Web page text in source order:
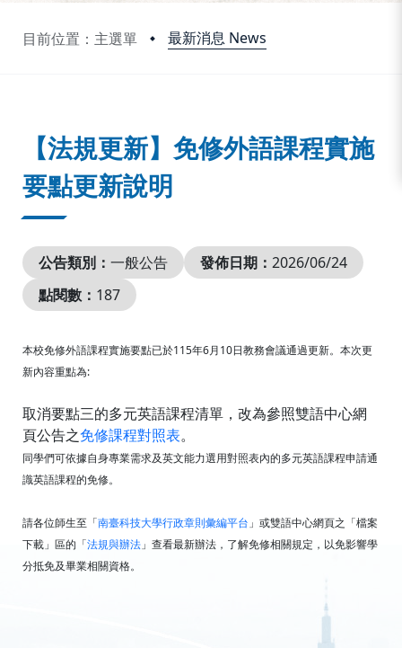
目前位置：主選單 最新消息 News
【法規更新】免修外語課程實施
要點更新說明
公告類別： 一般公告 發佈日期： 2026/06/24
點閱數： 187
本校免修外語課程實施要點已於115年6月10日教務會議通過更新。本次更
新內容重點為:
取消要點三的多元英語課程清單，改為參照雙語中心網
頁公告之免修課程對照表。
同學們可依據自身專業需求及英文能力選用對照表內的多元英語課程申請通
識英語課程的免修。
請各位師生至「南臺科技大學行政章則彙編平台 」或雙語中心網頁之「檔案
下載」區的「法規與辦法 」查看最新辦法，了解免修相關規定，以免影響學
分抵免及畢業相關資格。